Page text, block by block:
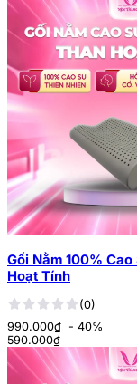
Gối Nằm 100%
Hoạt Tính
(0)
990.000₫ - 40%
590.000₫